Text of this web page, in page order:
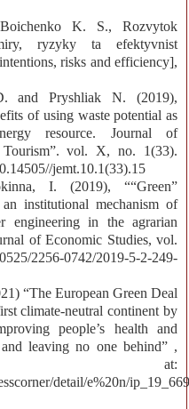
K. S., Rozvytok
ryzyky ta efektyvnist
risks and efficiency],
and Pryshliak N. (2019),
of using waste potential as
resource. Journal of
Tourism”. vol. X, no. 1(33).
jemt.10.1(33).15
I. (2019), ““Green”
institutional mechanism of
engineering in the agrarian
of Economic Studies, vol.
2256-0742/2019-5-2-249-
“The European Green Deal
climate-neutral continent by
people’s health and
leaving no one behind” ,
at:
detail/e%20n/